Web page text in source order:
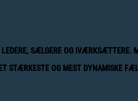
LEDERE, SÆLGERE OG IVÆRKSÆTTERE.
STÆRKESTE OG MEST DYNAMISKE